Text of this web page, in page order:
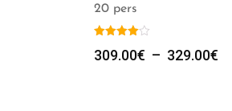
20 pers
309.00€ – 329.00€